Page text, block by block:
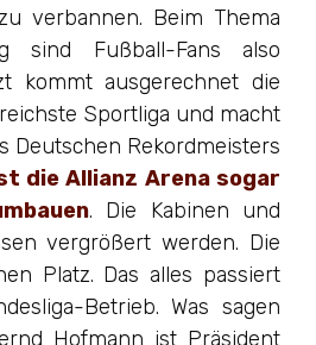
verbannen. Beim Thema
sind Fußball-Fans also
kommt ausgerechnet die
Sportliga und macht
Deutschen Rekordmeisters
die Allianz Arena sogar
. Die Kabinen und
vergrößert werden. Die
Platz. Das alles passiert
Betrieb. Was sagen
Hofmann ist Präsident